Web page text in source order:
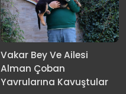
Vakar Bey Ve Ailesi
Alman Çoban
Yavrularına Kavuştular